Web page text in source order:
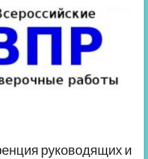
руководящих и